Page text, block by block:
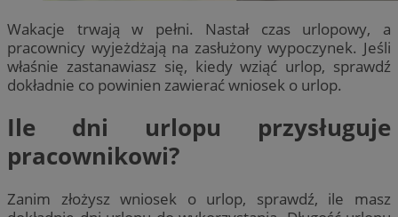
Wakacje trwają w pełni. Nastał czas urlopowy, a
pracownicy wyjeżdżają na zasłużony wypoczynek. Jeśli
właśnie zastanawiasz się, kiedy wziąć urlop, sprawdź
dokładnie co powinien zawierać wniosek o urlop.
Ile dni urlopu przysługuje
pracownikowi?
Zanim złożysz wniosek o urlop, sprawdź, ile masz